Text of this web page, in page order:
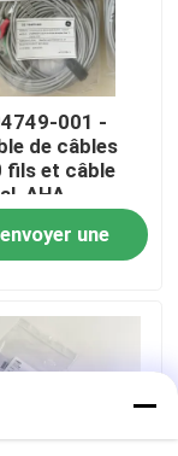
001 -
de câbles
fils et câble
AHA
envoyer une